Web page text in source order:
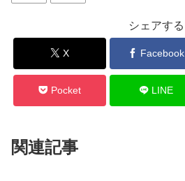
シェアする
X Facebook
Pocket LINE
関連記事